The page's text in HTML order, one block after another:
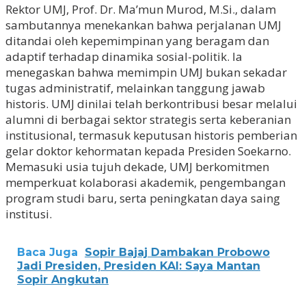
Rektor UMJ, Prof. Dr. Ma’mun Murod, M.Si., dalam
sambutannya menekankan bahwa perjalanan UMJ
ditandai oleh kepemimpinan yang beragam dan
adaptif terhadap dinamika sosial-politik. Ia
menegaskan bahwa memimpin UMJ bukan sekadar
tugas administratif, melainkan tanggung jawab
historis. UMJ dinilai telah berkontribusi besar melalui
alumni di berbagai sektor strategis serta keberanian
institusional, termasuk keputusan historis pemberian
gelar doktor kehormatan kepada Presiden Soekarno.
Memasuki usia tujuh dekade, UMJ berkomitmen
memperkuat kolaborasi akademik, pengembangan
program studi baru, serta peningkatan daya saing
institusi.
Baca Juga
Sopir Bajaj Dambakan Probowo
Jadi Presiden, Presiden KAI: Saya Mantan
Sopir Angkutan